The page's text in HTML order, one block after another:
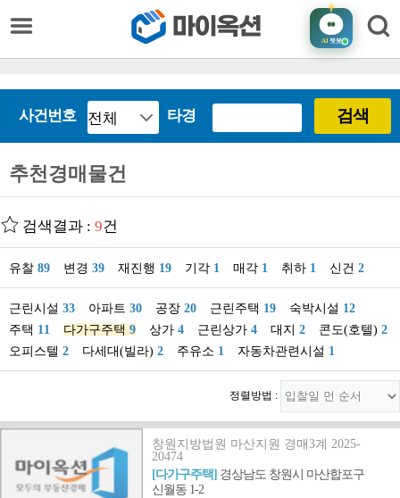
AI챗봇
사건번호 타경 검색
추천경매물건
검색결과 : 9건
유찰 89 변경 39 재진행 19 기각 1 매각 1 취하 1 신건 2
근린시설 33 아파트 30 공장 20 근린주택 19 숙박시설 12
주택 11 다가구주택 9 상가 4 근린상가 4 대지 2 콘도(호텔) 2
오피스텔 2 다세대(빌라) 2 주유소 1 자동차관련시설 1
정렬방법 :
창원지방법원 마산지원 경매3계 2025-
20474
[다가구주택] 경상남도 창원시 마산합포구
신월동 1-2